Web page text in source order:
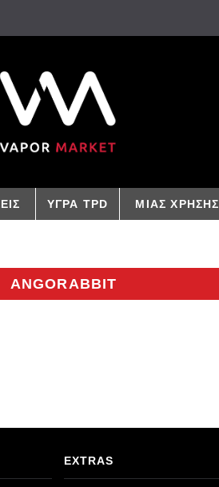
ΥΓΡΑ TPD ΜΙΑΣ ΧΡΗΣΗΣ
ANGORABBIT
EXTRAS